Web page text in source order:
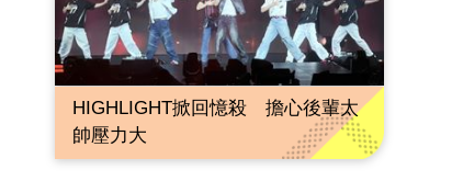
HIGHLIGHT掀回憶殺 擔心後輩太
帥壓力大